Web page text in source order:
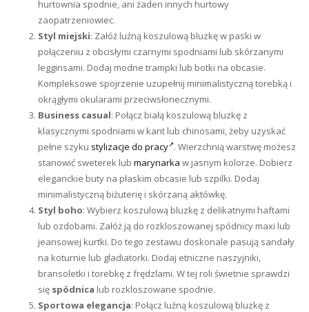
hurtownia spodnie, ani żaden innych hurtowy
zaopatrzeniowiec.
Styl miejski: Załóż luźną koszulową bluzkę w paski w
połączeniu z obcisłymi czarnymi spodniami lub skórzanymi
legginsami. Dodaj modne trampki lub botki na obcasie.
Kompleksowe spojrzenie uzupełnij minimalistyczną torebką i
okrągłymi okularami przeciwsłonecznymi.
Business casual: Połącz białą koszulową bluzkę z
klasycznymi spodniami w kant lub chinosami, żeby uzyskać
pełne szyku stylizacje do pracy . Wierzchnią warstwę możesz
stanowić sweterek lub marynarka w jasnym kolorze. Dobierz
eleganckie buty na płaskim obcasie lub szpilki. Dodaj
minimalistyczną biżuterię i skórzaną aktówkę.
Styl boho: Wybierz koszulową bluzkę z delikatnymi haftami
lub ozdobami. Załóż ją do rozkloszowanej spódnicy maxi lub
jeansowej kurtki. Do tego zestawu doskonale pasują sandały
na koturnie lub gladiatorki. Dodaj etniczne naszyjniki,
bransoletki i torebkę z frędzlami. W tej roli świetnie sprawdzi
się spódnica lub rozkloszowane spodnie.
Sportowa elegancja: Połącz luźną koszulową bluzkę z